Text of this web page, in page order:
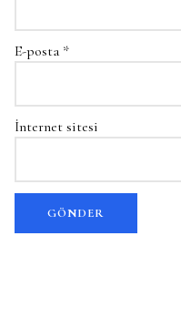
E-posta *
İnternet sitesi